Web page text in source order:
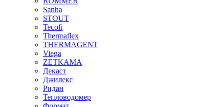
Sanha
STOUT
Tecofi
Thermaflex
THERMAGENT
Viega
ZETKAMA
Декаст
Джилекс
Ридан
Тепловодомер